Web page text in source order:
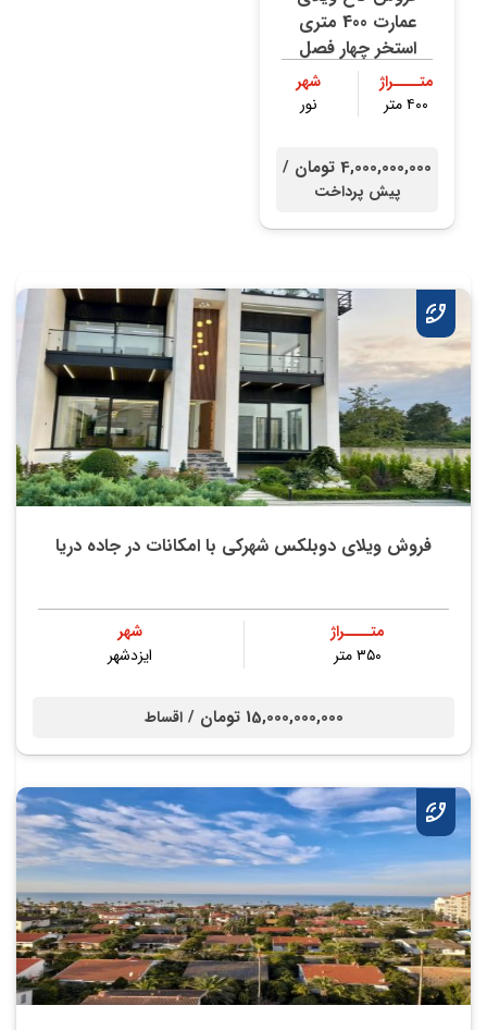
عمارت 400 متری
استخر چهار فصل
متــــراژ
۴۰۰ متر
شهر
نور
4,000,000,000 تومان /
پیش پرداخت
فروش ویلای دوبلکس شهرکی با امکانات در جاده دریا
متــــراژ
۳۵۰ متر
شهر
ایزدشهر
15,000,000,000 تومان / اقساط